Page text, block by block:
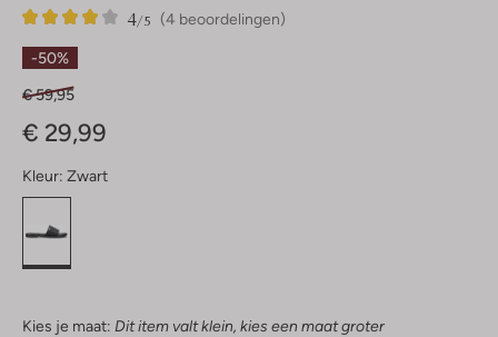
(4 beoordelingen)
4/5
4
4
Sterren
-50%
€ 59,95
€ 29,99
Kleur: Zwart
Kies je maat: Dit item valt klein, kies een maat groter